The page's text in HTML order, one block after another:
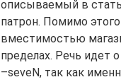
описываемый в
патрон. Помимо
вместимостью
пределах. Речь идет
–seveN, так как